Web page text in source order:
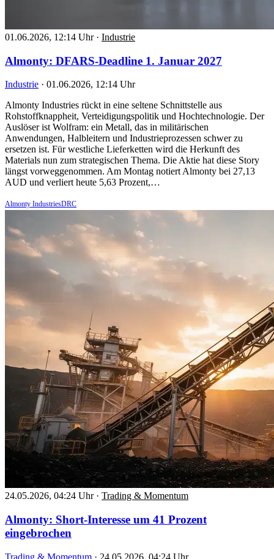
01.06.2026, 12:14 Uhr · Industrie
Almonty: DFARS-Deadline 1. Januar 2027
Industrie · 01.06.2026, 12:14 Uhr
Almonty Industries rückt in eine seltene Schnittstelle aus
Rohstoffknappheit, Verteidigungspolitik und Hochtechnologie. Der
Auslöser ist Wolfram: ein Metall, das in militärischen
Anwendungen, Halbleitern und Industrieprozessen schwer zu
ersetzen ist. Für westliche Lieferketten wird die Herkunft des
Materials nun zum strategischen Thema. Die Aktie hat diese Story
längst vorweggenommen. Am Montag notiert Almonty bei 27,13
AUD und verliert heute 5,63 Prozent,…
Almonty IndustriesDRC
24.05.2026, 04:24 Uhr · Trading & Momentum
Almonty: Short-Interesse um 41 Prozent
eingebrochen
Trading & Momentum · 24.05.2026, 04:24 Uhr